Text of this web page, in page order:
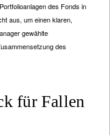
des Fonds in
aus, um einen klaren,
gewählte
des
für Fallen